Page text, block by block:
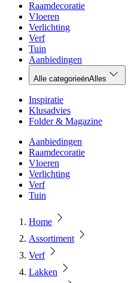
Raamdecoratie
Vloeren
Verlichting
Verf
Tuin
Aanbiedingen
Alle categorieënAlles
Inspiratie
Klusadvies
Folder & Magazine
Aanbiedingen
Raamdecoratie
Vloeren
Verlichting
Verf
Tuin
Home
Assortiment
Verf
Lakken